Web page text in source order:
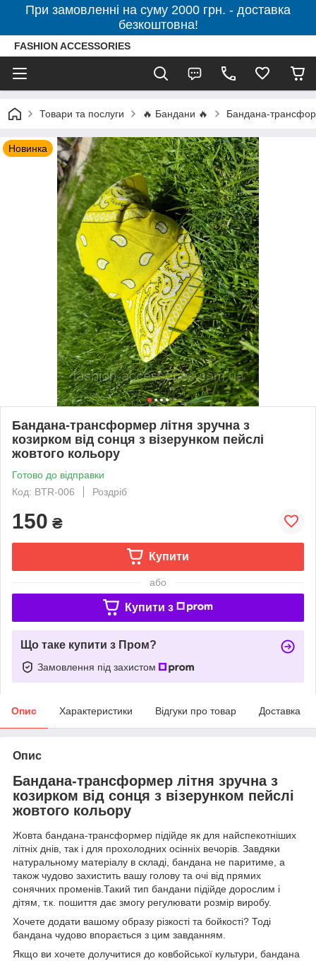
При замовленні на суму 2000 грн. - доставка
безкоштовна!
FASHION ACCESSORIES
Товари та послуги 🔥 Бандани 🔥 Бандана-
Новинка
Бандана-трансформер літня зручна з
козирком від сонця з візерунком пейслі
жовтого кольору
Готово до відправки
Код: BTR-006
Роздріб
150 ₴
Купити
або
Купити з
Що таке купити з Пром?
Замовлення під захистом
Опис Характеристики Відгуки про товар Доставка
Опис
Бандана-трансформер літня зручна з
козирком від сонця з візерунком пейслі
жовтого кольору
Жовта бандана-трансформер підійде як для найспекотніших
літніх днів, так і для прохолодних осінніх вечорів. Завдяки
натуральному матеріалу в складі, бандана не паритиме, а
також чудово захистить вашу голову та очі від прямих
сонячних променів.Такий тип бандани підійде дорослим і
дітям, т.к. пошиття дає змогу регулювати розмір виробу.
Хочете додати вашому образу різкості та бойкості? Тоді
бандана чудово впорається з цим завданням.
Якщо ви хочете долучитися до ковбойської культури, бандана